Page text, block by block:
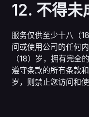
12. 不得未
服务仅供至少十八（
问或使用公司的任何
（18）岁，拥有完全
遵守条款的所有条款
岁，则禁止您访问和使